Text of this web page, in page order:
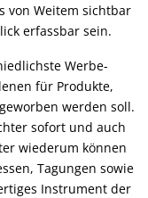
von Weitem sichtbar
erfassbar sein.
Werbe-
für Produkte,
werden soll.
sofort und auch
wiederum können
Tagungen sowie
Instrument der